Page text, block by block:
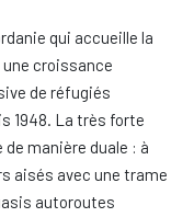
qui accueille la
croissance
de réfugiés
1948. La très forte
manière duale : à
aisés avec une trame
autoroutes